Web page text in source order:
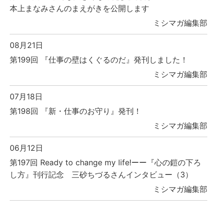
本上まなみさんのまえがきを公開します
ミシマガ編集部
08月21日
第199回 『仕事の壁はくぐるのだ』発刊しました！
ミシマガ編集部
07月18日
第198回 『新・仕事のお守り』発刊！
ミシマガ編集部
06月12日
第197回 Ready to change my life!ーー『心の鎧の下ろ
し方』刊行記念 三砂ちづるさんインタビュー（3）
ミシマガ編集部